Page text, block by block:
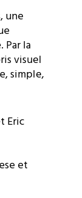
une
Par la
visuel
simple,
Eric
et